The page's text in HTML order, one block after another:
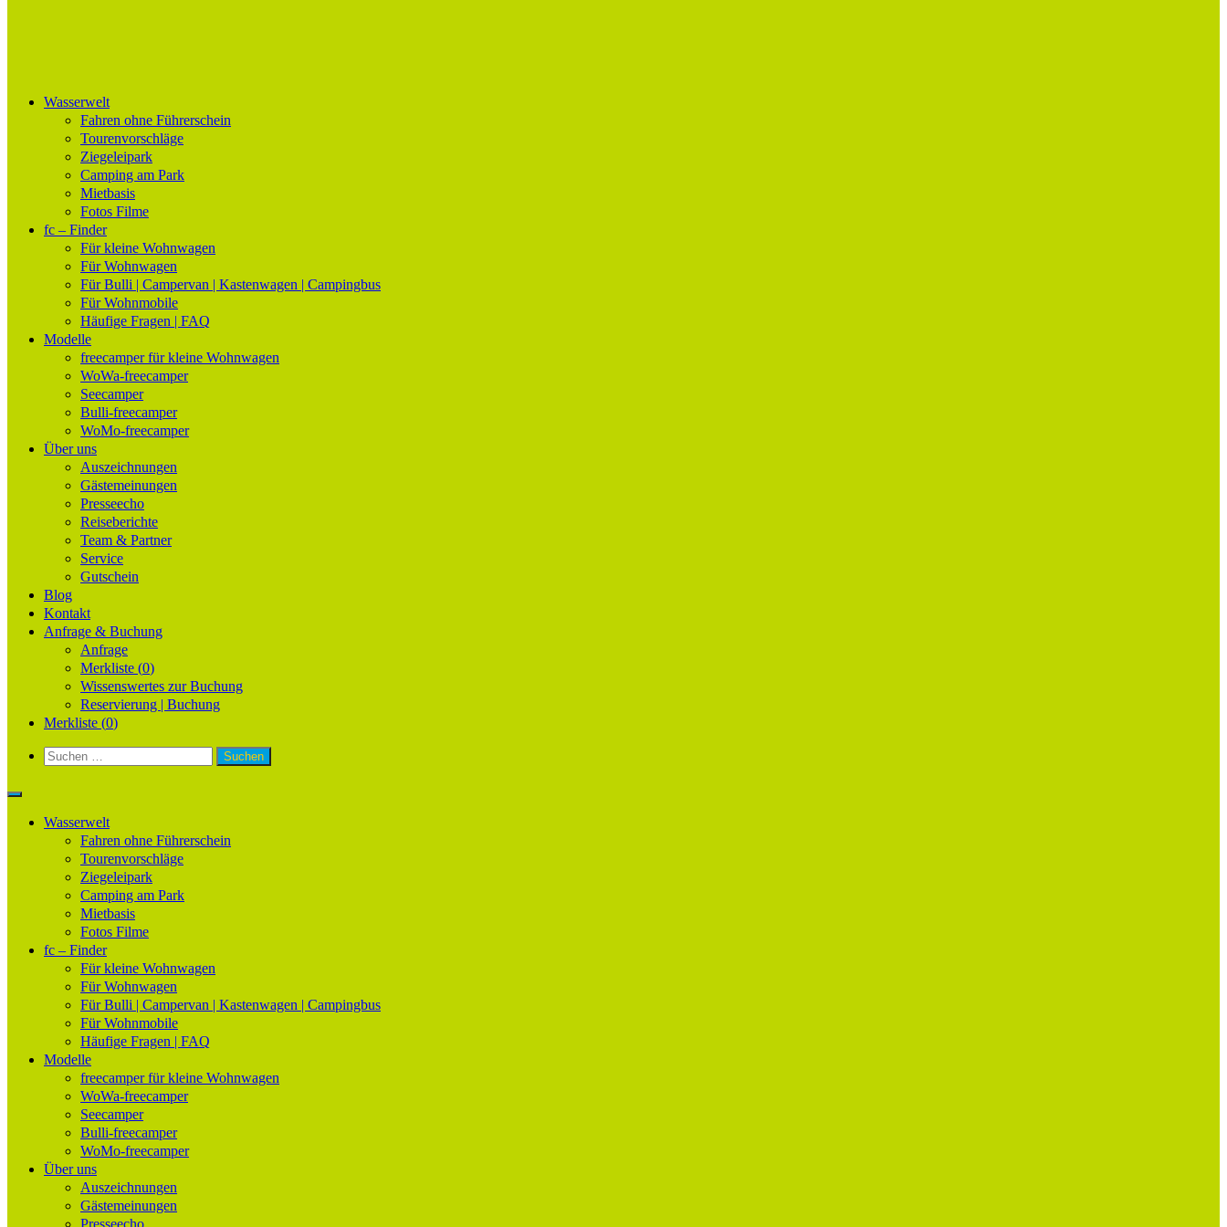
freecamper
Bootsurlaub im eigenen Wohnmobil oder Wohnwagen
Wasserwelt
Fahren ohne Führerschein
Tourenvorschläge
Ziegeleipark
Camping am Park
Mietbasis
Fotos Filme
fc – Finder
Für kleine Wohnwagen
Für Wohnwagen
Für Bulli | Campervan | Kastenwagen | Campingbus
Für Wohnmobile
Häufige Fragen | FAQ
Modelle
freecamper für kleine Wohnwagen
WoWa-freecamper
Seecamper
Bulli-freecamper
WoMo-freecamper
Über uns
Auszeichnungen
Gästemeinungen
Presseecho
Reiseberichte
Team & Partner
Service
Gutschein
Blog
Kontakt
Anfrage & Buchung
Anfrage
Merkliste (0)
Wissenswertes zur Buchung
Reservierung | Buchung
Merkliste (0)
Suchen
Wasserwelt
Fahren ohne Führerschein
Tourenvorschläge
Ziegeleipark
Camping am Park
Mietbasis
Fotos Filme
fc – Finder
Für kleine Wohnwagen
Für Wohnwagen
Für Bulli | Campervan | Kastenwagen | Campingbus
Für Wohnmobile
Häufige Fragen | FAQ
Modelle
freecamper für kleine Wohnwagen
WoWa-freecamper
Seecamper
Bulli-freecamper
WoMo-freecamper
Über uns
Auszeichnungen
Gästemeinungen
Presseecho